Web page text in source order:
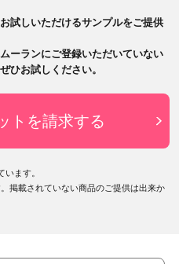
試しいただけるサンプルをご提供
ーランにご登録いただいていない
ぜひお試しください。
トを請求する
ます。
掲載されていない商品のご提供は出来か